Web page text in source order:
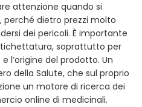
attenzione quando si
dietro prezzi molto
dei pericoli. È importante
soprattutto per
l’origine del prodotto. Un
della Salute, che sul proprio
un motore di ricerca dei
online di medicinali.